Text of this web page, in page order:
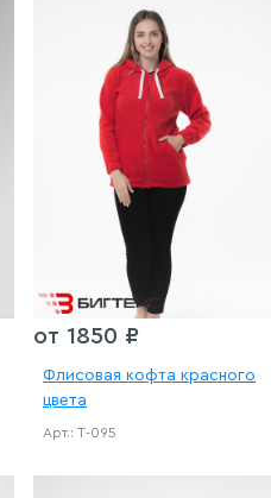
от 1850 ₽
Флисовая кофта красного
цвета
Арт.: Т-095